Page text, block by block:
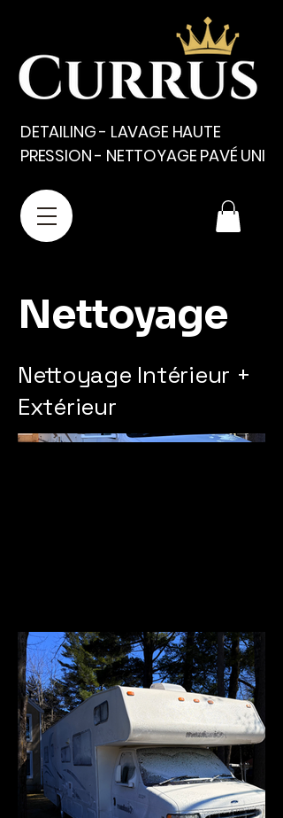
DETAILING - LAVAGE HAUTE
PRESSION - NETTOYAGE PAVÉ UNI
Nettoyage
Nettoyage Intérieur +
Extérieur